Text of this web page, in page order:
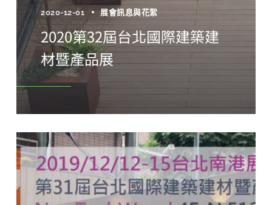
2020-12-01 展會訊息與花絮
2020第32屆台北國際建築建
材暨產品展